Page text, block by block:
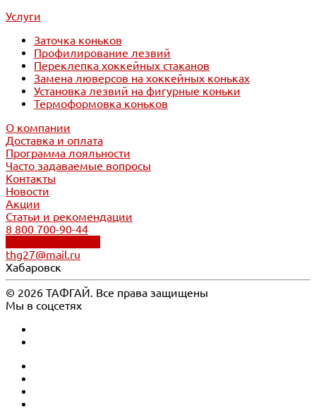
Услуги
Заточка коньков
Профилирование лезвий
Переклепка хоккейных стаканов
Замена люверсов на хоккейных коньках
Установка лезвий на фигурные коньки
Термоформовка коньков
О компании
Доставка и оплата
Программа лояльности
Часто задаваемые вопросы
Контакты
Новости
Акции
Статьи и рекомендации
8 800 700-90-44
thg27@mail.ru
Хабаровск
© 2026 ТАФГАЙ. Все права защищены
Мы в соцсетях